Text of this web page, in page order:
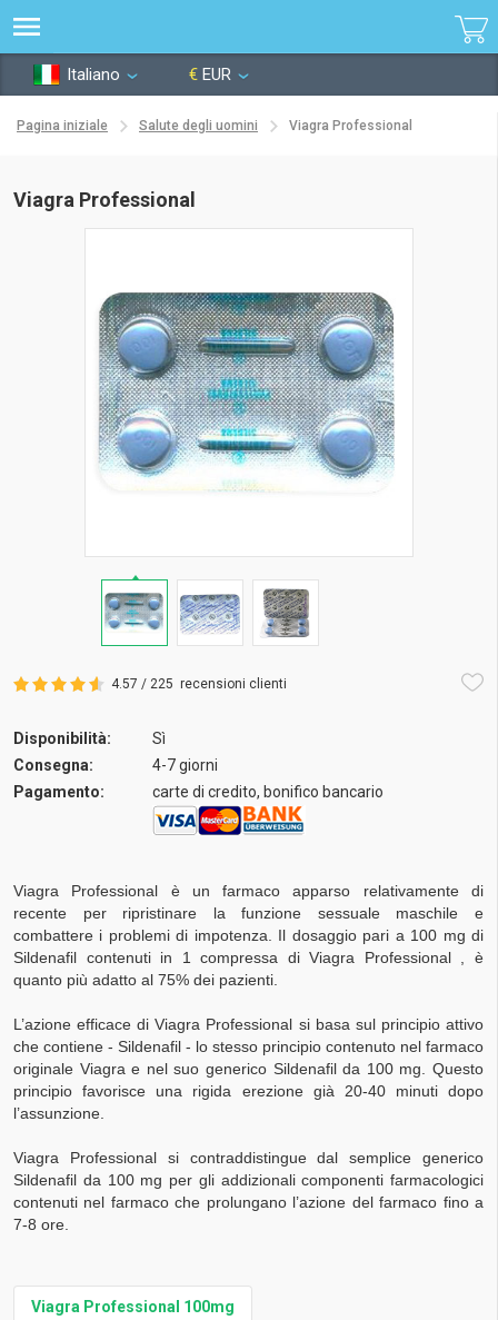
Italiano € EUR
Pagina iniziale Salute degli uomini Viagra Professional
Viagra Professional
4.57 / 225 recensioni clienti
Disponibilità:
Sì
Consegna:
4-7 giorni
Pagamento:
carte di credito, bonifico bancario
Viagra Professional è un farmaco apparso relativamente di
recente per ripristinare la funzione sessuale maschile e
combattere i problemi di impotenza. Il dosaggio pari a 100 mg di
Sildenafil contenuti in 1 compressa di Viagra Professional , è
quanto più adatto al 75% dei pazienti.
L’azione efficace di Viagra Professional si basa sul principio attivo
che contiene - Sildenafil - lo stesso principio contenuto nel farmaco
originale Viagra e nel suo generico Sildenafil da 100 mg. Questo
principio favorisce una rigida erezione già 20-40 minuti dopo
l’assunzione.
Viagra Professional si contraddistingue dal semplice generico
Sildenafil da 100 mg per gli addizionali componenti farmacologici
contenuti nel farmaco che prolungano l’azione del farmaco fino a
7-8 ore.
Viagra Professional 100mg